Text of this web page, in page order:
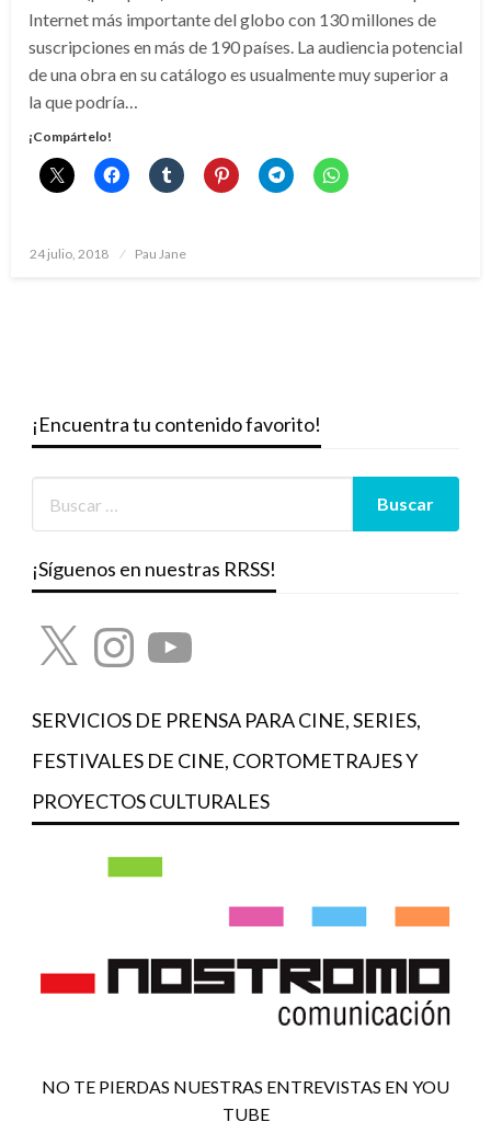
Internet más importante del globo con 130 millones de
suscripciones en más de 190 países. La audiencia potencial
de una obra en su catálogo es usualmente muy superior a
la que podría…
¡Compártelo!
Publicado
24 julio, 2018 Pau Jane
¡Encuentra tu contenido favorito!
¡Síguenos en nuestras RRSS!
X InstagramYouTube
SERVICIOS DE PRENSA PARA CINE, SERIES,
FESTIVALES DE CINE, CORTOMETRAJES Y
PROYECTOS CULTURALES
NO TE PIERDAS NUESTRAS ENTREVISTAS EN YOU
TUBE